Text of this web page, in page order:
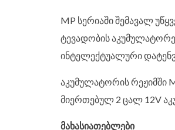
MP სერიაში შემავალ
ტევადობის
ინტელექტუალური
აკუმულატორის რეჟიმში
მიერთებულ 2 ცალ 12V
მახასიათებლები